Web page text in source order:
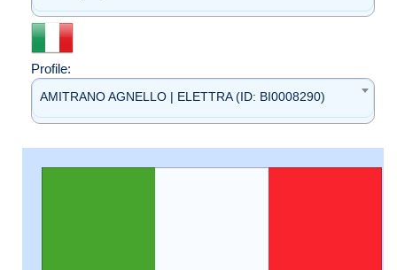
Profile:
AMITRANO AGNELLO | ELETTRA (ID: BI0008290)